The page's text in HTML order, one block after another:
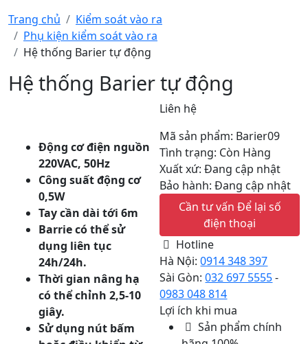
Trang chủ
Kiểm soát vào ra
Phụ kiện kiểm soát vào ra
Hệ thống Barier tự động
Hệ thống Barier tự động
Liên hệ
Mã sản phẩm: Barier09
Tình trạng: Còn Hàng
Xuất xứ: Đang cập nhật
Bảo hành: Đang cập nhật
Cần tư vấn Để lại số
điện thoại
Hotline
Hà Nội:0914 348 397
Sài Gòn:032 697 5555-
0983 048 814
Lợi ích khi mua
Sản phẩm chính
Động cơ điện nguồn
220VAC, 50Hz
Công suất động cơ
0,5W
Taycần dài tới 6m
Barriecó thể sử
dụng liên tục
24h/24h.
Thời gian nâng hạ
có thể chỉnh 2,5-10
giây.
Sử dụng nút bấm